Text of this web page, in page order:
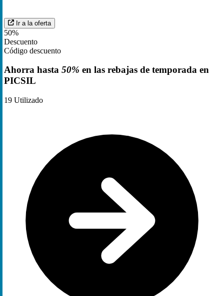
Ir a la oferta
50%
Descuento
Código descuento
Ahorra hasta 50% en las rebajas de temporada en
PICSIL
19 Utilizado